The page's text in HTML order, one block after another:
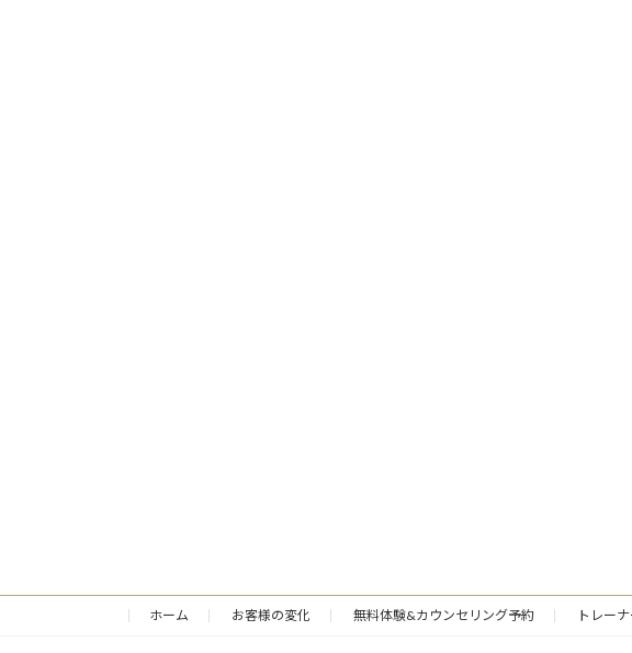
ホーム お客様の変化 無料体験&カウンセリング予約 トレー